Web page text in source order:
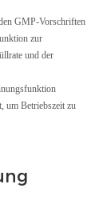
GMP-Vorschriften
zur
und der
um Betriebszeit zu